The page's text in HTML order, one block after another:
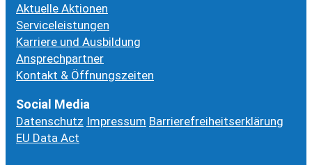
Aktuelle Aktionen
Serviceleistungen
Karriere und Ausbildung
Ansprechpartner
Kontakt & Öffnungszeiten
Social Media
Datenschutz Impressum Barrierefreiheitserklärung
EU Data Act